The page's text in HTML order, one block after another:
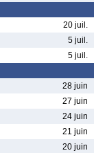
20 juil.
5 juil.
5 juil.
28 juin
27 juin
24 juin
21 juin
20 juin